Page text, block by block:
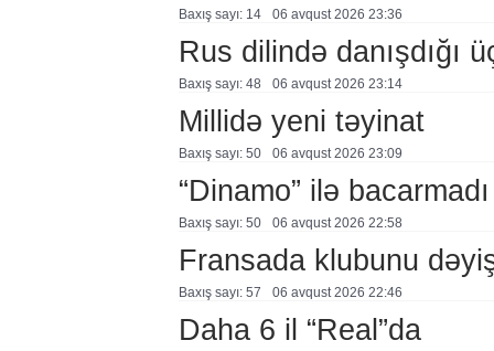
Baxış sayı: 14 06 avqust 2026 23:36
Rus dilində danışdığı
Baxış sayı: 48 06 avqust 2026 23:14
Millidə yeni təyinat
Baxış sayı: 50 06 avqust 2026 23:09
“Dinamo” ilə bacarmadı
Baxış sayı: 50 06 avqust 2026 22:58
Fransada klubunu
Baxış sayı: 57 06 avqust 2026 22:46
Daha 6 il “Real”da